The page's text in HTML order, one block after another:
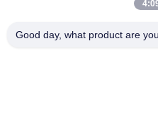
Wiadomość
elektroniczna
Good day, what product are